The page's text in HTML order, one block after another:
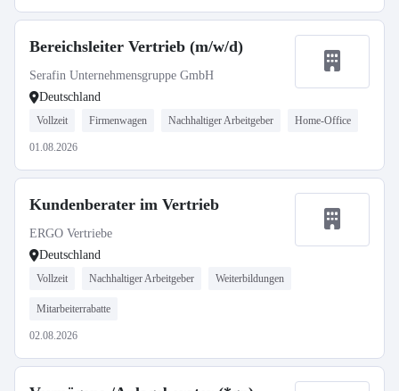
Bereichsleiter Vertrieb (m/w/d)
Serafin Unternehmensgruppe GmbH
Deutschland
Vollzeit Firmenwagen Nachhaltiger Arbeitgeber Home-Office
01.08.2026
Kundenberater im Vertrieb
ERGO Vertriebe
Deutschland
Vollzeit Nachhaltiger Arbeitgeber Weiterbildungen
Mitarbeiterrabatte
02.08.2026